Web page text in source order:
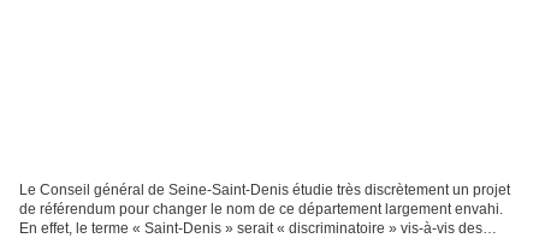
Le Conseil général de Seine-Saint-Denis étudie très discrètement un projet
de référendum pour changer le nom de ce département largement envahi.
En effet, le terme « Saint-Denis » serait « discriminatoire » vis-à-vis des